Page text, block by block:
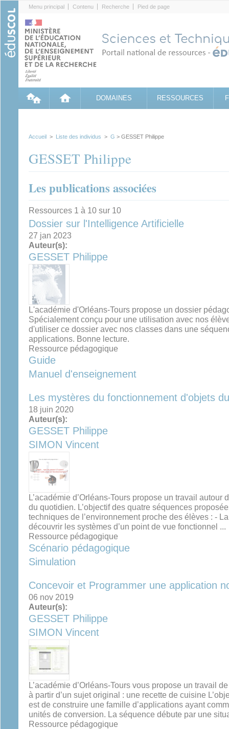
Menu principal Contenu Recherche Pied de page
DOMAINES RESSOURCES
Accueil > Liste des individus > G > GESSET Philippe
GESSET Philippe
Les publications associées
Ressources 1 à 10 sur 10
Dossier sur l'Intelligence Artificielle
27 jan 2023
Auteur(s):
GESSET Philippe
L'académie d'Orléans-Tours propose un dossier
Spécialement conçu pour une utilisation avec nos
d'utiliser ce dossier avec nos classes dans une
applications. Bonne lecture.
Ressource pédagogique
Guide
Manuel d'enseignement
Les mystères du fonctionnement d'objets
18 juin 2020
Auteur(s):
GESSET Philippe
SIMON Vincent
L’académie d’Orléans-Tours propose un travail autour
du quotidien. L’objectif des quatre séquences
techniques de l’environnement proche des élèves : -
découvrir les systèmes d’un point de vue fonctionnel ...
Ressource pédagogique
Scénario pédagogique
Simulation
Concevoir et Programmer une application
06 nov 2019
Auteur(s):
GESSET Philippe
SIMON Vincent
L’académie d’Orléans-Tours vous propose un travail
à partir d’un sujet original : une recette de cuisine
est de construire une famille d’applications ayant
unités de conversion. La séquence débute par une
Ressource pédagogique